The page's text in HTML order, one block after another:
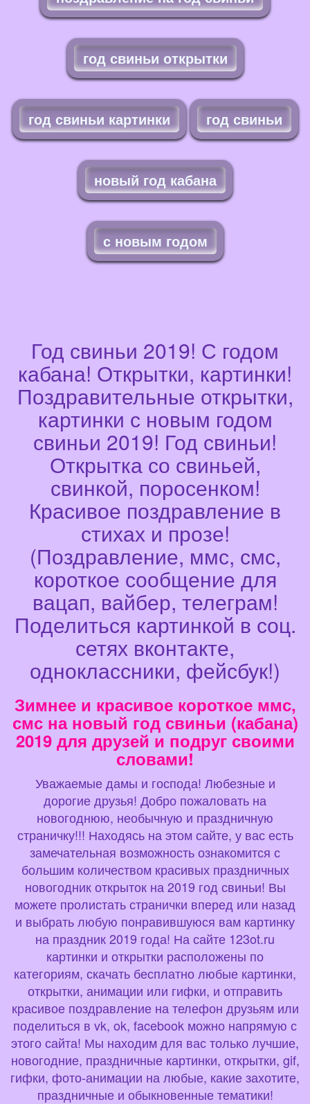
год свиньи открытки
год свиньи картинки год свиньи
новый год кабана
с новым годом
Год свиньи 2019! С годом
кабана! Открытки, картинки!
Поздравительные открытки,
картинки с новым годом
свиньи 2019! Год свиньи!
Открытка со свиньей,
свинкой, поросенком!
Красивое поздравление в
стихах и прозе!
(Поздравление, ммс, смс,
короткое сообщение для
вацап, вайбер, телеграм!
Поделиться картинкой в соц.
сетях вконтакте,
одноклассники, фейсбук!)
Зимнее и красивое короткое ммс,
смс на новый год свиньи (кабана)
2019 для друзей и подруг своими
словами!
Уважаемые дамы и господа! Любезные и
дорогие друзья! Добро пожаловать на
новогоднюю, необычную и праздничную
страничку!!! Находясь на этом сайте, у вас есть
замечательная возможность ознакомится с
большим количеством красивых праздничных
новогодник открыток на 2019 год свиньи! Вы
можете пролистать странички вперед или назад
и выбрать любую понравившуюся вам картинку
на праздник 2019 года! На сайте 123ot.ru
картинки и открытки расположены по
категориям, скачать бесплатно любые картинки,
открытки, анимации или гифки, и отправить
красивое поздравление на телефон друзьям или
поделиться в vk, ok, facebook можно напрямую с
этого сайта! Мы находим для вас только лучшие,
новогодние, праздничные картинки, открытки, gif,
гифки, фото-анимации на любые, какие захотите,
праздничные и обыкновенные тематики!